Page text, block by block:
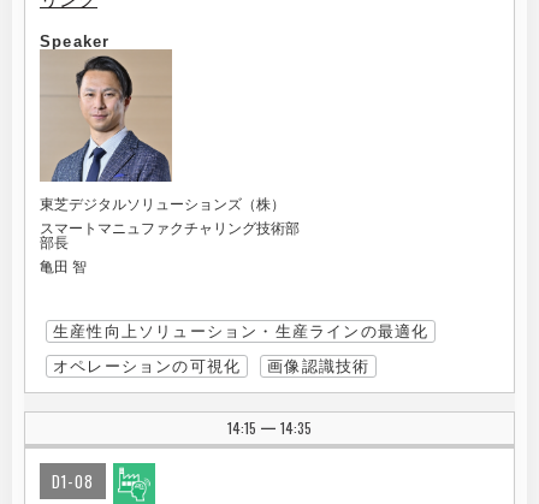
Speaker
東芝デジタルソリューションズ（株）
スマートマニュファクチャリング技術部
部長
亀田 智
生産性向上ソリューション・生産ラインの最適化
オペレーションの可視化
画像認識技術
14:15 | 14:35
D1-08